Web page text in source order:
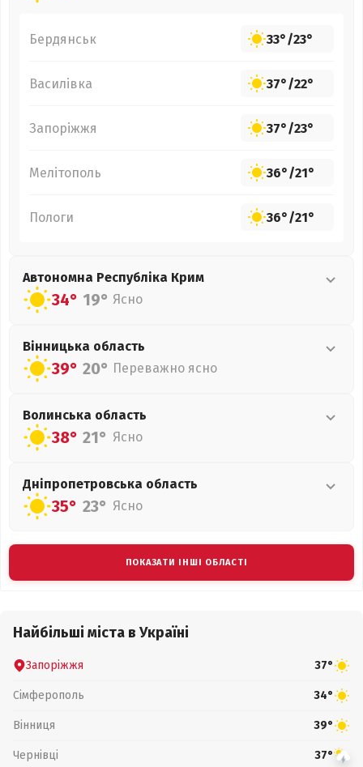
Бердянськ 33°/23°
Василівка 37°/22°
Запоріжжя 37°/23°
Мелітополь 36°/21°
Пологи 36°/21°
Автономна Республіка Крим
34° 19° Ясно
Вінницька область
39° 20° Переважно ясно
Волинська область
38° 21° Ясно
Дніпропетровська область
35° 23° Ясно
ПОКАЗАТИ ІНШІ ОБЛАСТІ
Найбільші міста в Україні
Запоріжжя 37°
Сімферополь 34°
Вінниця 39°
Чернівці 37°